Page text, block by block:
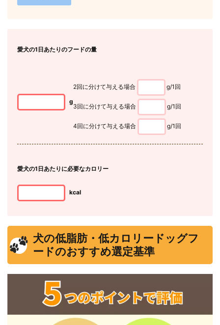
愛犬の1日あたりのフードの量
g
2回に分けて与える場合 g/1回
3回に分けて与える場合 g/1回
4回に分けて与える場合 g/1回
愛犬の1日あたりに必要なカロリー
kcal
犬の低脂肪・低カロリードッグフ
ードのおすすめ選定基準